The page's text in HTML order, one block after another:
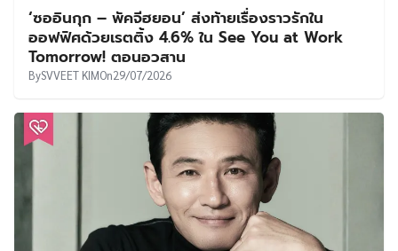
‘ซออินกุก – พัคจีฮยอน’ ส่งท้ายเรื่องราวรักใน
ออฟฟิศด้วยเรตติ้ง 4.6% ใน See You at Work
Tomorrow! ตอนอวสาน
BySVVEET KIMOn29/07/2026